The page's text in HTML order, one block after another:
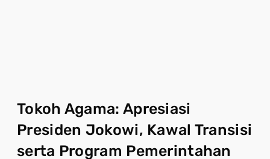
Tokoh Agama: Apresiasi
Presiden Jokowi, Kawal Transisi
serta Program Pemerintahan